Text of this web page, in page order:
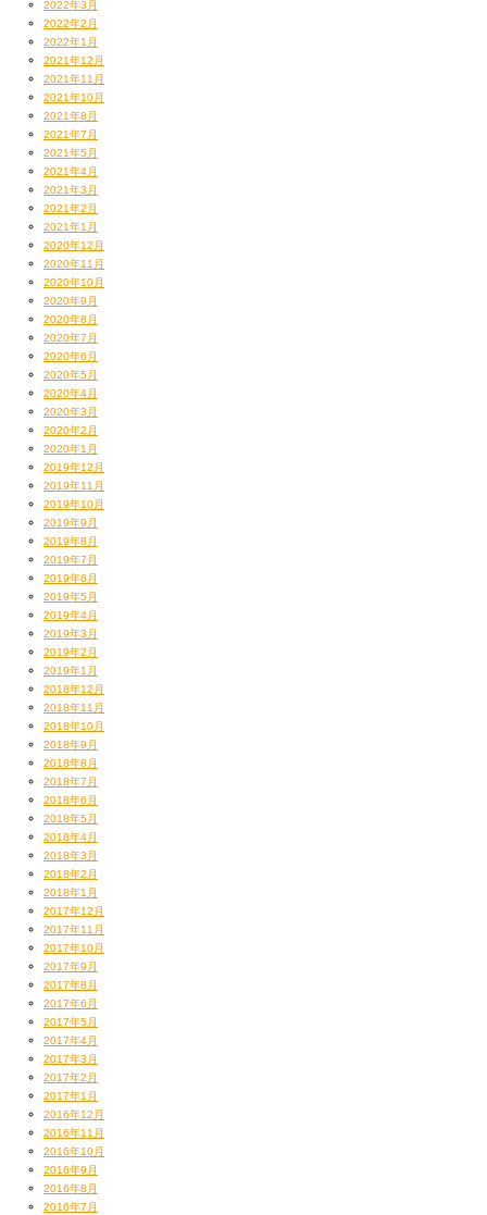
2022年3月
2022年2月
2022年1月
2021年12月
2021年11月
2021年10月
2021年8月
2021年7月
2021年5月
2021年4月
2021年3月
2021年2月
2021年1月
2020年12月
2020年11月
2020年10月
2020年9月
2020年8月
2020年7月
2020年6月
2020年5月
2020年4月
2020年3月
2020年2月
2020年1月
2019年12月
2019年11月
2019年10月
2019年9月
2019年8月
2019年7月
2019年6月
2019年5月
2019年4月
2019年3月
2019年2月
2019年1月
2018年12月
2018年11月
2018年10月
2018年9月
2018年8月
2018年7月
2018年6月
2018年5月
2018年4月
2018年3月
2018年2月
2018年1月
2017年12月
2017年11月
2017年10月
2017年9月
2017年8月
2017年6月
2017年5月
2017年4月
2017年3月
2017年2月
2017年1月
2016年12月
2016年11月
2016年10月
2016年9月
2016年8月
2016年7月